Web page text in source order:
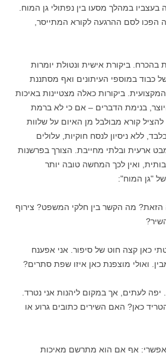
במהלך מסעו בין נפתולי גן המוח.
הפכו לסם ההרגעה לקורא המתייסר,
בהכרח. ביקורת אישית ונטולת יומרות
כבוד במוספי העיתונים ואף מסתננת
ביקורות כאלה מצטיינות באיכות
בנימת הדברים – אם כי לא ברמת
להציל קורא מבולבל מן האיום על שלוות
ללא ניסיון לנסח חוקיות, עלולים
ארעית ובלתי מחייבת. הצורך בפרשנות
ואין לכך המחשה טובה יותר
"גן המוח":
הזאת? מה הקשר בין חלקי המשפט? צירוף
כאן קצה חוט של סיפור. אני אפענח
ואולי מוצפנת כאן איזו שפת סתרים?
יפה לעתים, אך במקום ליהנות אני נטרד.
כאן? האם השירים כתובים גרוע או
אפשרי: אף אם הוא מתרשם מאיכות